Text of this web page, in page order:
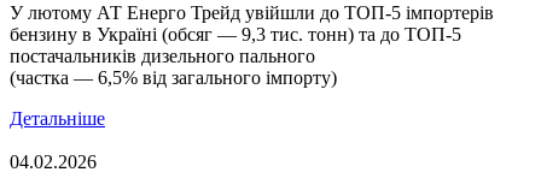
У лютому АТ Енерго Трейд увійшли до ТОП-5 імпортерів
бензину в Україні (обсяг — 9,3 тис. тонн) та до ТОП-5
постачальників дизельного пального
(частка — 6,5% від загального імпорту)
Детальніше
04.02.2026